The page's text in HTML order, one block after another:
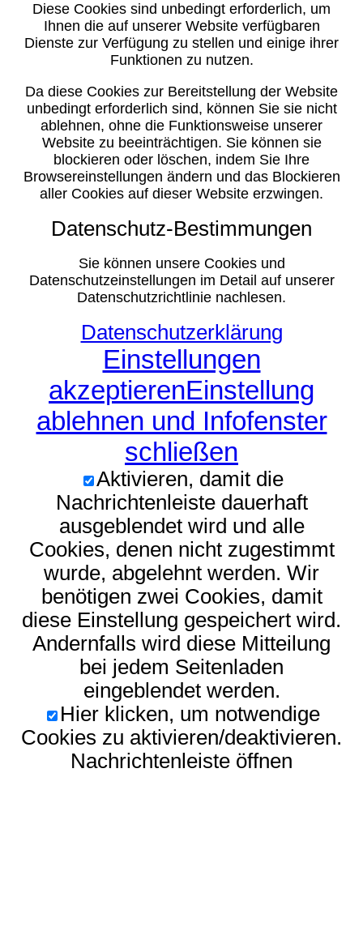
Diese Cookies sind unbedingt erforderlich, um
Ihnen die auf unserer Website verfügbaren
Dienste zur Verfügung zu stellen und einige ihrer
Funktionen zu nutzen.
Da diese Cookies zur Bereitstellung der Website
unbedingt erforderlich sind, können Sie sie nicht
ablehnen, ohne die Funktionsweise unserer
Website zu beeinträchtigen. Sie können sie
blockieren oder löschen, indem Sie Ihre
Browsereinstellungen ändern und das Blockieren
aller Cookies auf dieser Website erzwingen.
Datenschutz-Bestimmungen
Sie können unsere Cookies und
Datenschutzeinstellungen im Detail auf unserer
Datenschutzrichtlinie nachlesen.
Datenschutzerklärung
Einstellungen
akzeptierenEinstellung
ablehnen und Infofenster
schließen
Aktivieren, damit die
Nachrichtenleiste dauerhaft
ausgeblendet wird und alle
Cookies, denen nicht zugestimmt
wurde, abgelehnt werden. Wir
benötigen zwei Cookies, damit
diese Einstellung gespeichert wird.
Andernfalls wird diese Mitteilung
bei jedem Seitenladen
eingeblendet werden.
Hier klicken, um notwendige
Cookies zu aktivieren/deaktivieren.
Nachrichtenleiste öffnen